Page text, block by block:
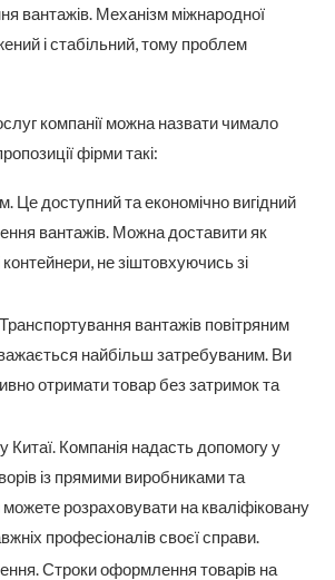
вантажів. Механізм міжнародної
і стабільний, тому проблем
компанії можна назвати чимало
фірми такі:
Це доступний та економічно вигідний
вантажів. Можна доставити як
контейнери, не зіштовхуючись зі
вантажів повітряним
найбільш затребуваним. Ви
отримати товар без затримок та
Китаї. Компанія надасть допомогу у
із прямими виробниками та
розраховувати на кваліфіковану
професіоналів своєї справи.
Строки оформлення товарів на